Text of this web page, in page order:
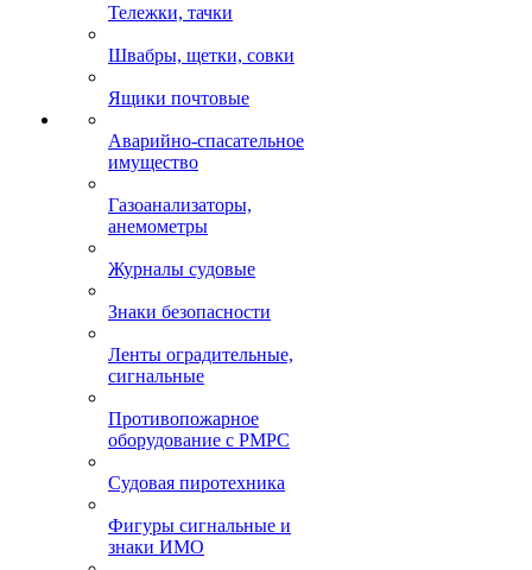
Тележки, тачки
Швабры, щетки, совки
Ящики почтовые
Аварийно-спасательное
имущество
Газоанализаторы,
анемометры
Журналы судовые
Знаки безопасности
Ленты оградительные,
сигнальные
Противопожарное
оборудование с РМРС
Судовая пиротехника
Фигуры сигнальные и
знаки ИМО